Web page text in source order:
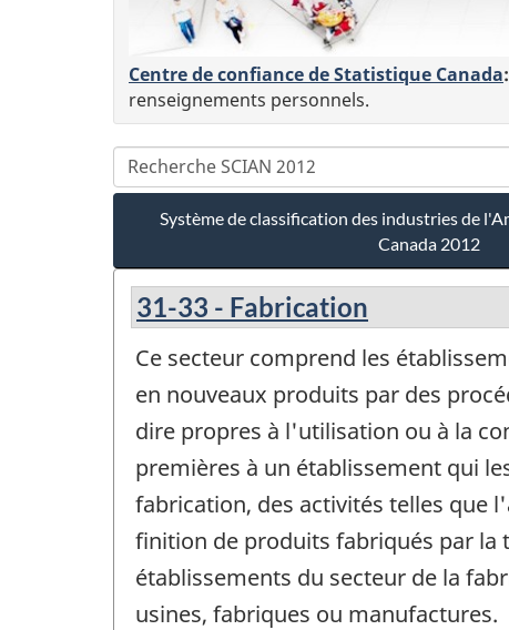
Centre de confiance de Statistique Canada:
renseignements personnels.
Système de classification des industries de
Canada 2012
31-33 - Fabrication
Ce secteur comprend les
en nouveaux produits par des
dire propres à l'utilisation ou à la
premières à un établissement qui
fabrication, des activités telles que
finition de produits fabriqués par la
établissements du secteur de la
usines, fabriques ou manufactures.